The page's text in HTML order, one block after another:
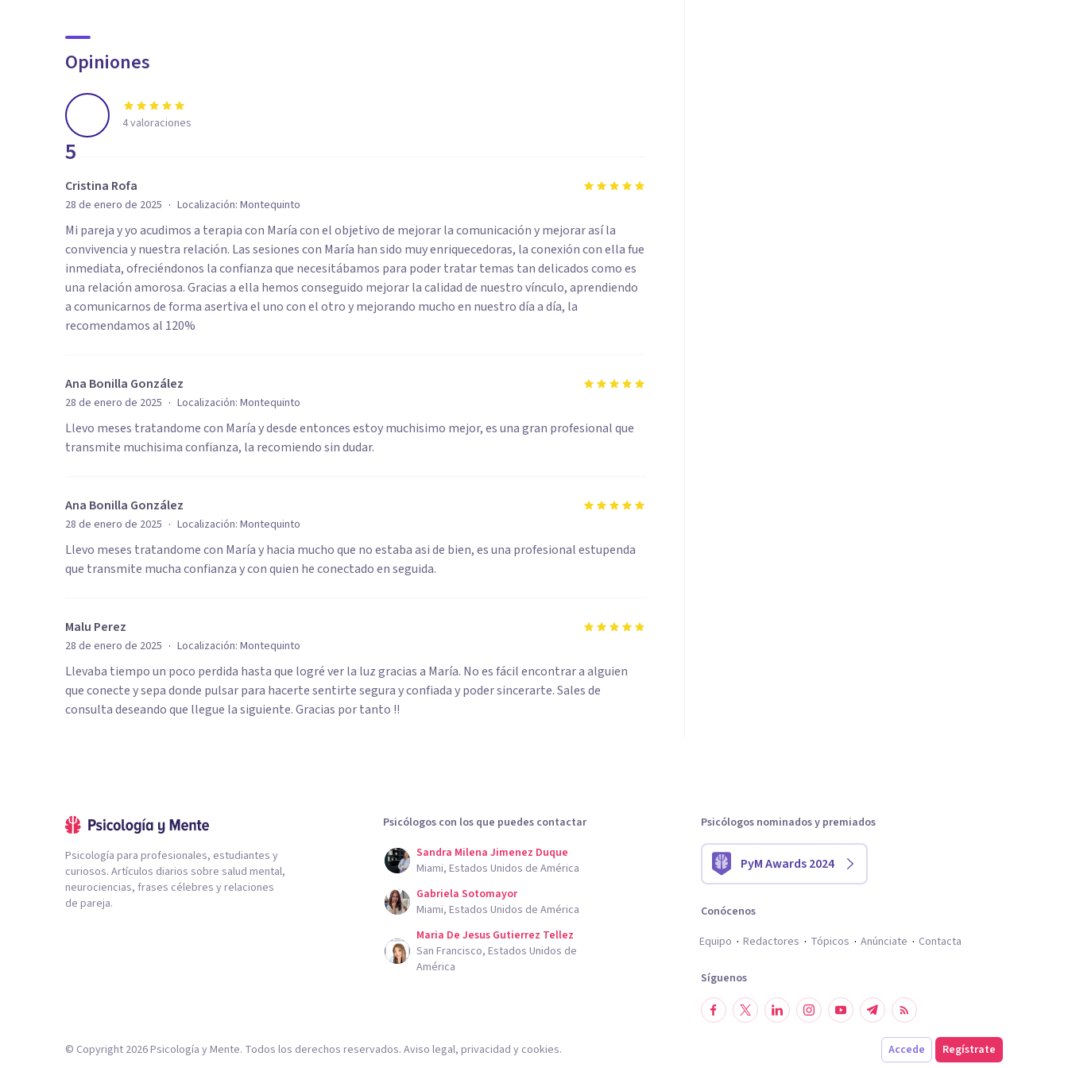
Opiniones
5
4valoraciones
Cristina Rofa
28 de enero de 2025 · Localización: Montequinto
Mi pareja y yo acudimos a terapia con María con el objetivo de mejorar la comunicación y mejorar así la
convivencia y nuestra relación. Las sesiones con María han sido muy enriquecedoras, la conexión con ella fue
inmediata, ofreciéndonos la confianza que necesitábamos para poder tratar temas tan delicados como es
una relación amorosa. Gracias a ella hemos conseguido mejorar la calidad de nuestro vínculo, aprendiendo
a comunicarnos de forma asertiva el uno con el otro y mejorando mucho en nuestro día a día, la
recomendamos al 120%
Ana Bonilla González
28 de enero de 2025 · Localización: Montequinto
Llevo meses tratandome con María y desde entonces estoy muchisimo mejor, es una gran profesional que
transmite muchisima confianza, la recomiendo sin dudar.
Ana Bonilla González
28 de enero de 2025 · Localización: Montequinto
Llevo meses tratandome con María y hacia mucho que no estaba asi de bien, es una profesional estupenda
que transmite mucha confianza y con quien he conectado en seguida.
Malu Perez
28 de enero de 2025 · Localización: Montequinto
Llevaba tiempo un poco perdida hasta que logré ver la luz gracias a María. No es fácil encontrar a alguien
que conecte y sepa donde pulsar para hacerte sentirte segura y confiada y poder sincerarte. Sales de
consulta deseando que llegue la siguiente. Gracias por tanto !!
Psicología para profesionales, estudiantes y
curiosos. Artículos diarios sobre salud mental,
neurociencias, frases célebres y relaciones
de pareja.
Psicólogos con los que puedes contactar
Sandra Milena Jimenez Duque
Miami, Estados Unidos de América
Gabriela Sotomayor
Miami, Estados Unidos de América
Maria De Jesus Gutierrez Tellez
San Francisco, Estados Unidos de
América
Psicólogos nominados y premiados
PyM Awards 2024
Conócenos
Equipo
Redactores Tópicos Anúnciate Contacta
Síguenos
Accede Regístrate
© Copyright 2026Psicología y Mente. Todos los derechos reservados. Aviso legal, privacidad y cookies.